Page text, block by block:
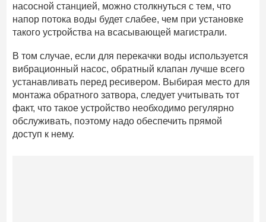
насосной станцией, можно столкнуться с тем, что
напор потока воды будет слабее, чем при установке
такого устройства на всасывающей магистрали.
В том случае, если для перекачки воды используется
вибрационный насос, обратный клапан лучше всего
устанавливать перед ресивером. Выбирая место для
монтажа обратного затвора, следует учитывать тот
факт, что такое устройство необходимо регулярно
обслуживать, поэтому надо обеспечить прямой
доступ к нему.